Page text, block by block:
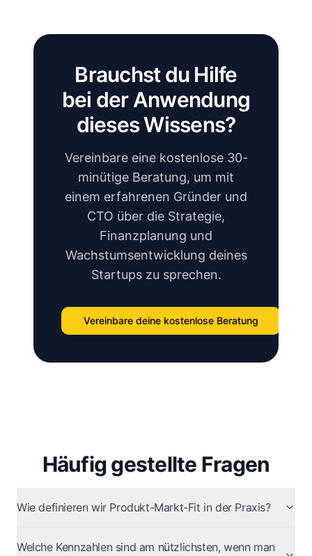
Brauchst du Hilfe
bei der Anwendung
dieses Wissens?
Vereinbare eine kostenlose 30-
minütige Beratung, um mit
einem erfahrenen Gründer und
CTO über die Strategie,
Finanzplanung und
Wachstumsentwicklung deines
Startups zu sprechen.
Vereinbare deine kostenlose Beratung
Häufig gestellte Fragen
Wie definieren wir Produkt-Markt-Fit in der Praxis?
Welche Kennzahlen sind am nützlichsten, wenn man